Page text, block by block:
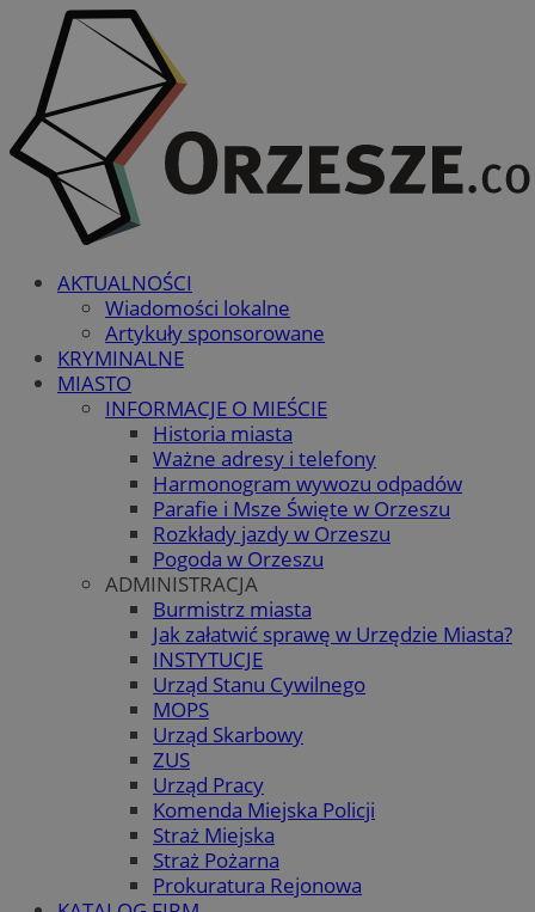
AKTUALNOŚCI
Wiadomości lokalne
Artykuły sponsorowane
KRYMINALNE
MIASTO
INFORMACJE O MIEŚCIE
Historia miasta
Ważne adresy i telefony
Harmonogram wywozu odpadów
Parafie i Msze Święte w Orzeszu
Rozkłady jazdy w Orzeszu
Pogoda w Orzeszu
ADMINISTRACJA
Burmistrz miasta
Jak załatwić sprawę w Urzędzie Miasta?
INSTYTUCJE
Urząd Stanu Cywilnego
MOPS
Urząd Skarbowy
ZUS
Urząd Pracy
Komenda Miejska Policji
Straż Miejska
Straż Pożarna
Prokuratura Rejonowa